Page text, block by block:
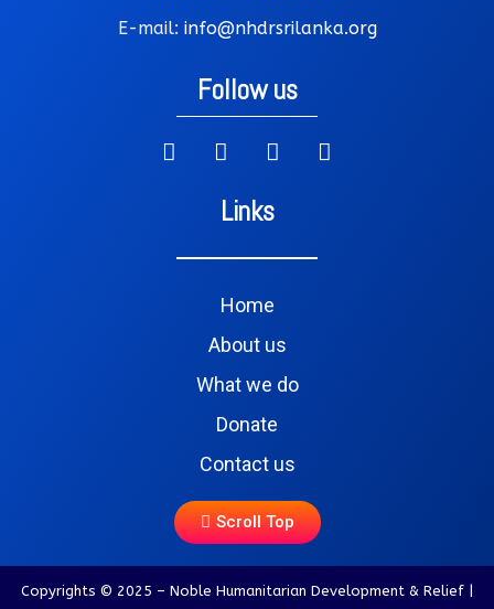
E-mail: info@nhdrsrilanka.org
Follow us
Links
Home
About us
What we do
Donate
Contact us
Scroll Top
Copyrights © 2025 – Noble Humanitarian Development & Relief |